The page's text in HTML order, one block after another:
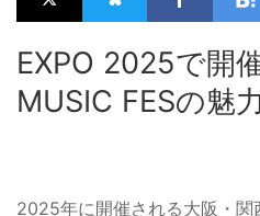
EXPO 2025で開
MUSIC FESの魅力
2025年に開催される大阪・関